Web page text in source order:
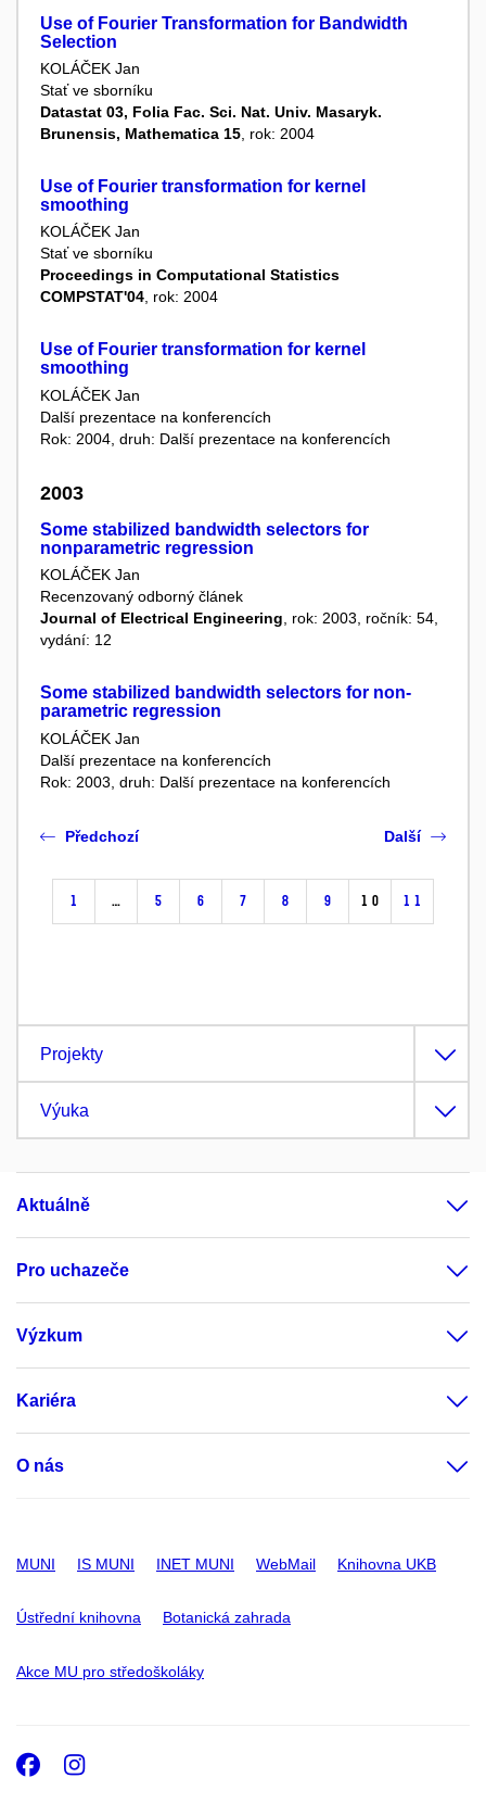
Use of Fourier Transformation for Bandwidth
Selection
KOLÁČEK Jan
Stať ve sborníku
Datastat 03, Folia Fac. Sci. Nat. Univ. Masaryk.
Brunensis, Mathematica 15 , rok: 2004
Use of Fourier transformation for kernel
smoothing
KOLÁČEK Jan
Stať ve sborníku
Proceedings in Computational Statistics
COMPSTAT'04, rok: 2004
Use of Fourier transformation for kernel
smoothing
KOLÁČEK Jan
Další prezentace na konferencích
Rok: 2004, druh: Další prezentace na konferencích
2003
Some stabilized bandwidth selectors for
nonparametric regression
KOLÁČEK Jan
Recenzovaný odborný článek
Journal of Electrical Engineering, rok: 2003, ročník: 54,
vydání: 12
Some stabilized bandwidth selectors for non-
parametric regression
KOLÁČEK Jan
Další prezentace na konferencích
Rok: 2003, druh: Další prezentace na konferencích
Předchozí
1 … 5 6 7 8 9 10 11
Další
Projekty
Výuka
Aktuálně
Pro uchazeče
Výzkum
Kariéra
O nás
MUNI IS MUNI INET MUNI WebMail Knihovna UKB
Ústřední knihovna Botanická zahrada
Akce MU pro středoškoláky
Facebook
Instagram